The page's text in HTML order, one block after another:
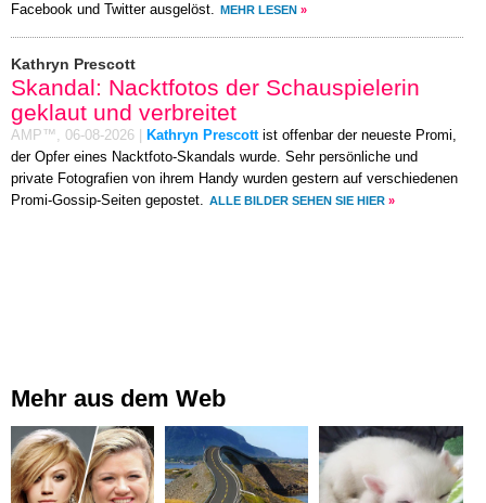
Facebook und Twitter ausgelöst.
MEHR LESEN »
Kathryn Prescott
Skandal: Nacktfotos der Schauspielerin
geklaut und verbreitet
AMP™, 06-08-2026 Kathryn Prescottist offenbar der neueste Promi,
der Opfer eines Nacktfoto-Skandals wurde. Sehr persönliche und
private Fotografien von ihrem Handy wurden gestern auf verschiedenen
Promi-Gossip-Seiten gepostet.
ALLE BILDER SEHEN SIE HIER »
Mehr aus dem Web